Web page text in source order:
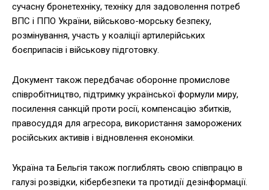
сучасну бронетехніку, техніку для задоволення потреб
ВПС і ППО України, військово-морську безпеку,
розмінування, участь у коаліції артилерійських
боєприпасів і військову підготовку.
Документ також передбачає оборонне промислове
співробітництво, підтримку української формули миру,
посилення санкцій проти росії, компенсацію збитків,
правосуддя для агресора, використання заморожених
російських активів і відновлення економіки.
Україна та Бельгія також поглиблять свою співпрацю в
галузі розвідки, кібербезпеки та протидії дезінформації.